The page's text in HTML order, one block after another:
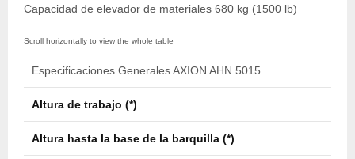
Capacidad de elevador de materiales 680 kg (1500 lb)
Especificaciones Generales AXION AHN 5015
Altura de trabajo (*)
Altura hasta la base de la barquilla (*)